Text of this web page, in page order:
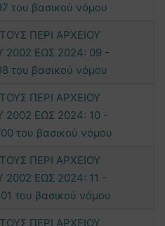
του βασικού νόμου
ΠΕΡΙ ΑΡΧΕΙΟΥ
ΕΩΣ 2024: 09 -
του βασικού νόμου
ΠΕΡΙ ΑΡΧΕΙΟΥ
ΕΩΣ 2024: 10 -
του βασικού νόμου
ΠΕΡΙ ΑΡΧΕΙΟΥ
ΕΩΣ 2024: 11 -
του βασικού νόμου
ΠΕΡΙ ΑΡΧΕΙΟΥ